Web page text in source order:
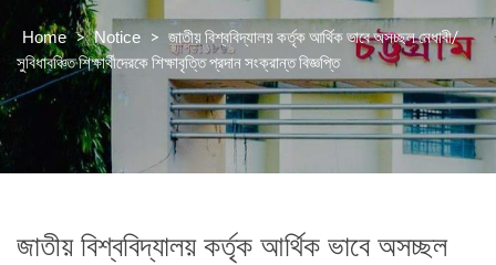
Home > Notice > জাতীয় বিশ্ববিদ্যালয় কর্তৃক আর্থিক ভাবে অসচ্ছল মেধাবী/
সুবিধাবঞ্চিত শিক্ষার্থীদেরকে শিক্ষাবৃত্তি প্রদান সংক্রান্ত বিজ্ঞপ্তি
জাতীয় বিশ্ববিদ্যালয় কর্তৃক আর্থিক ভাবে অসচ্ছল